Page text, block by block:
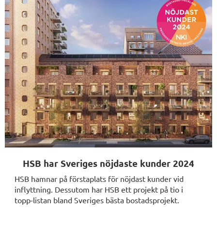
HSB har Sveriges nöjdaste kunder 2024
HSB hamnar på förstaplats för nöjdast kunder vid
inflyttning. Dessutom har HSB ett projekt på tio i
topp-listan bland Sveriges bästa bostadsprojekt.